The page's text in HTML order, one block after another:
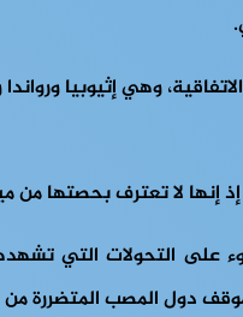
بحصتها من مياه النيل والمقدرة بـ55.5
على التحولات التي
دول المصب المتضررة من